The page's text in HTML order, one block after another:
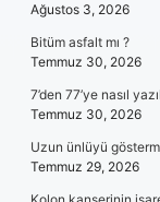
Ağustos 3, 2026
Bitüm asfalt mı ?
Temmuz 30, 2026
7’den 77’ye nasıl
Temmuz 30, 2026
Uzun ünlüyü
Temmuz 29, 2026